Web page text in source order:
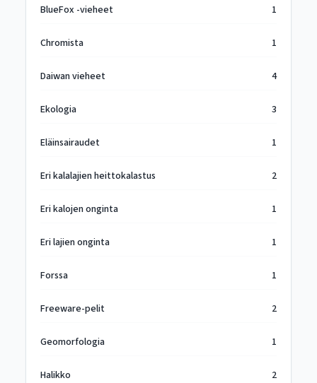
BlueFox -vieheet 1
Chromista 1
Daiwan vieheet 4
Ekologia 3
Eläinsairaudet 1
Eri kalalajien heittokalastus 2
Eri kalojen onginta 1
Eri lajien onginta 1
Forssa 1
Freeware-pelit 2
Geomorfologia 1
Halikko 2